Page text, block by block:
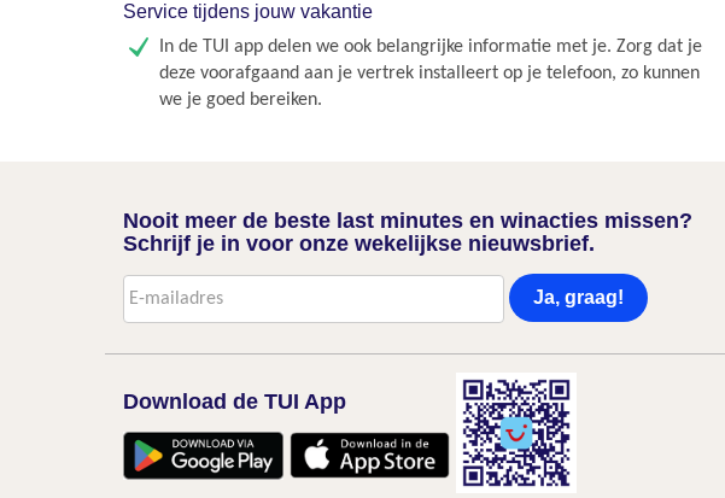
Service tijdens jouw vakantie
In de TUI app delen we ook belangrijke informatie met je. Zorg dat je
deze voorafgaand aan je vertrek installeert op je telefoon, zo kunnen
we je goed bereiken.
Nooit meer de beste last minutes en winacties missen?
Schrijf je in voor onze wekelijkse nieuwsbrief.
Ja, graag!
Download de TUI App